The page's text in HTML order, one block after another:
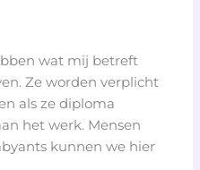
wat mij betreft
Ze worden verplicht
als ze diploma
het werk. Mensen
kunnen we hier